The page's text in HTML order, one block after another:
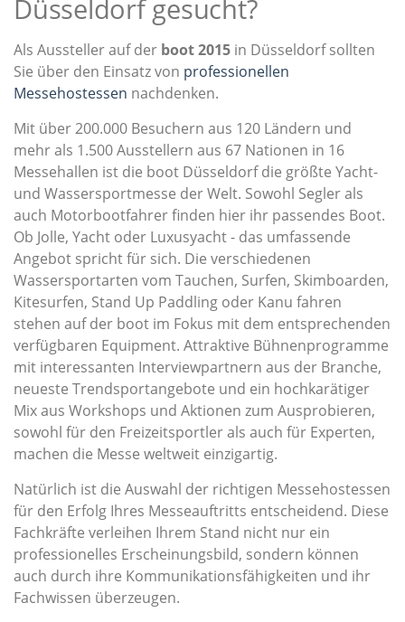
Düsseldorf gesucht?
Als Aussteller auf der boot 2015 in Düsseldorf sollten
Sie über den Einsatz von professionellen
Messehostessen nachdenken.
Mit über 200.000 Besuchern aus 120 Ländern und
mehr als 1.500 Ausstellern aus 67 Nationen in 16
Messehallen ist die boot Düsseldorf die größte Yacht-
und Wassersportmesse der Welt. Sowohl Segler als
auch Motorbootfahrer finden hier ihr passendes Boot.
Ob Jolle, Yacht oder Luxusyacht - das umfassende
Angebot spricht für sich. Die verschiedenen
Wassersportarten vom Tauchen, Surfen, Skimboarden,
Kitesurfen, Stand Up Paddling oder Kanu fahren
stehen auf der boot im Fokus mit dem entsprechenden
verfügbaren Equipment. Attraktive Bühnenprogramme
mit interessanten Interviewpartnern aus der Branche,
neueste Trendsportangebote und ein hochkarätiger
Mix aus Workshops und Aktionen zum Ausprobieren,
sowohl für den Freizeitsportler als auch für Experten,
machen die Messe weltweit einzigartig.
Natürlich ist die Auswahl der richtigen Messehostessen
für den Erfolg Ihres Messeauftritts entscheidend. Diese
Fachkräfte verleihen Ihrem Stand nicht nur ein
professionelles Erscheinungsbild, sondern können
auch durch ihre Kommunikationsfähigkeiten und ihr
Fachwissen überzeugen.